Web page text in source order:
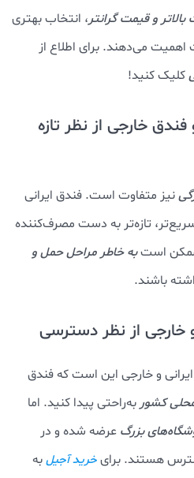
بالاتر و قیمت گرانتر، انتخاب بهتری
می‌دهند. برای اطلاع از
کلیک کنید!
فندق خارجی از نظر تازه
نیز متفاوت است. فندق ایرانی
تازه‌تر به دست مصرف‌کننده
ممکن استبه خاطر مراحل حمل و
باشند.
و خارجی این است که فندق
محلی کشور به‌راحتی پیدا کنید. اما
بزرگ عرضه شده و در
هستند. برایخرید آجیلبه